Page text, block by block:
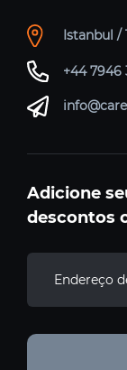
Istanbul /
+44 7946
Adicione
descontos